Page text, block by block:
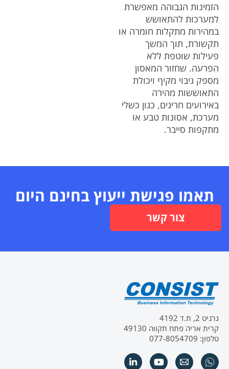
הזמינות הגבוהה מאפשרת
למערכות להתאושש
במהירות מתקלות חומרה או
תקשורת, תוך המשך
פעילות שוטפת ללא
הפרעה. שחזור המאסון
מספק גיבוי מקיף ויכולת
התאוששות מהירה
באירועים חריגים, כגון כשלי
מערכת, אסונות טבע או
מתקפות סייבר.
תאמו פגישת ייעוץ בחינם היום
צור קשר
גרניט 2, ת.ד 4192
קרית אריה פתח תקווה 49130
טלפון: 077-8054709